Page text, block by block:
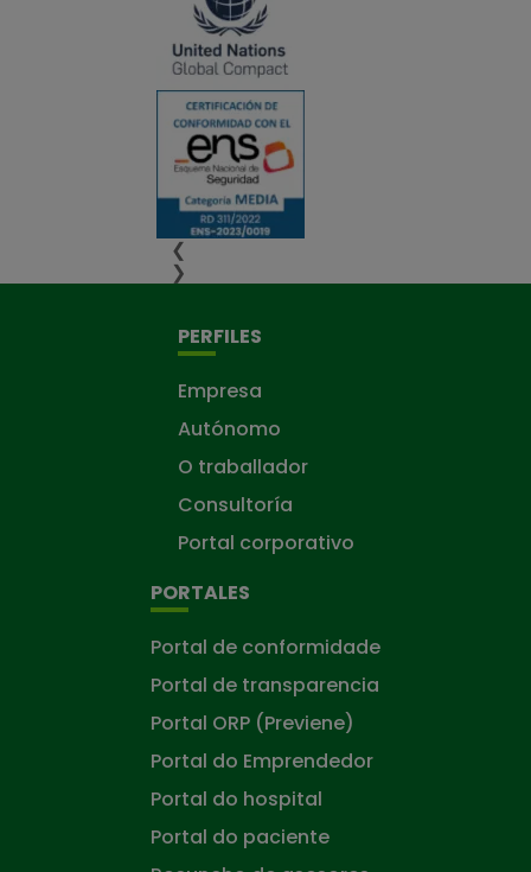
❮
❯
PERFILES
Empresa
Autónomo
O traballador
Consultoría
Portal corporativo
PORTALES
Portal de conformidade
Portal de transparencia
Portal ORP (Previene)
Portal do Emprendedor
Portal do hospital
Portal do paciente